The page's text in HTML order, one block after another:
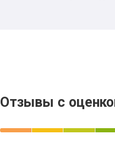
Отзывы с